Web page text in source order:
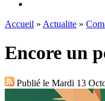
Accueil » Actualite »
Encore un
Publié le Mardi 13